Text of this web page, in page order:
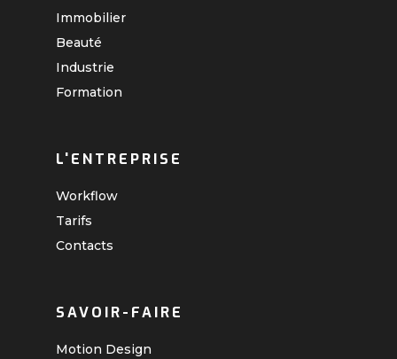
Immobilier
Beauté
Industrie
Formation
L'ENTREPRISE
Workflow
Tarifs
Contacts
SAVOIR-FAIRE
Motion Design